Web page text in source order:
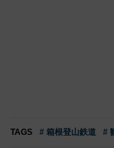
TAGS # 箱根登山鉄道 #